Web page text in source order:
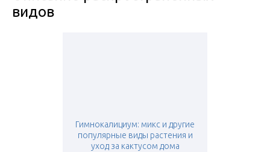
видов
Гимнокалициум: микс и другие
популярные виды растения и
уход за кактусом дома